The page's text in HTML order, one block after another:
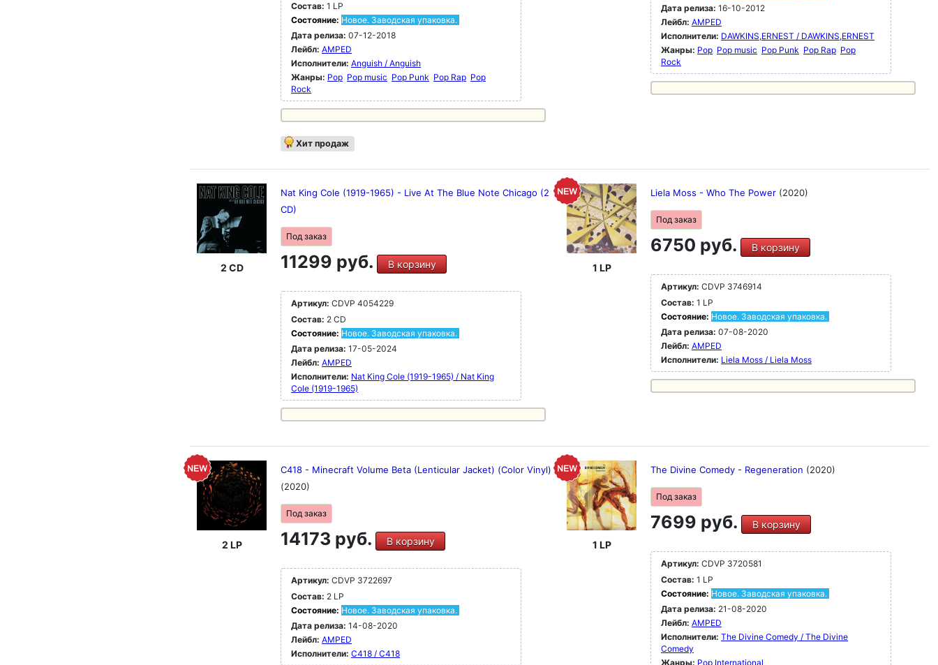
Состав: 1 LP
Состояние: Новое. Заводская упаковка.
Дата релиза: 07-12-2018
Лейбл: AMPED
Исполнители: Anguish / Anguish
Жанры: Pop Pop music Pop Punk Pop Rap Pop
Rock
Хит продаж
Дата релиза: 16-10-2012
Лейбл: AMPED
Исполнители: DAWKINS,ERNEST / DAWKINS,ERNEST
Жанры: Pop Pop music Pop Punk Pop Rap Pop
Rock
2 CD
Nat King Cole (1919-1965) - Live At The Blue Note Chicago (2
CD)
Под заказ
11299 руб. В корзину
Артикул: CDVP 4054229
Состав: 2 CD
Состояние: Новое. Заводская упаковка.
Дата релиза: 17-05-2024
Лейбл: AMPED
Исполнители: Nat King Cole (1919-1965) / Nat King
Cole (1919-1965)
1 LP
Liela Moss - Who The Power (2020)
Под заказ
6750 руб. В корзину
Артикул: CDVP 3746914
Состав: 1 LP
Состояние: Новое. Заводская упаковка.
Дата релиза: 07-08-2020
Лейбл: AMPED
Исполнители: Liela Moss / Liela Moss
2 LP
C418 - Minecraft Volume Beta (Lenticular Jacket) (Color Vinyl)
(2020)
Под заказ
14173 руб. В корзину
Артикул: CDVP 3722697
Состав: 2 LP
Состояние: Новое. Заводская упаковка.
Дата релиза: 14-08-2020
Лейбл: AMPED
Исполнители: C418 / C418
1 LP
The Divine Comedy - Regeneration (2020)
Под заказ
7699 руб. В корзину
Артикул: CDVP 3720581
Состав: 1 LP
Состояние: Новое. Заводская упаковка.
Дата релиза: 21-08-2020
Лейбл: AMPED
Исполнители: The Divine Comedy / The Divine
Comedy
Жанры: Pop International